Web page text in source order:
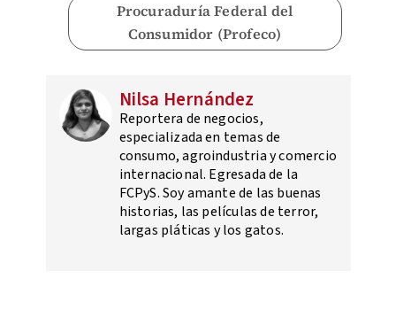
Procuraduría Federal del
Consumidor (Profeco)
Nilsa Hernández
Reportera de negocios,
especializada en temas de
consumo, agroindustria y comercio
internacional. Egresada de la
FCPyS. Soy amante de las buenas
historias, las películas de terror,
largas pláticas y los gatos.